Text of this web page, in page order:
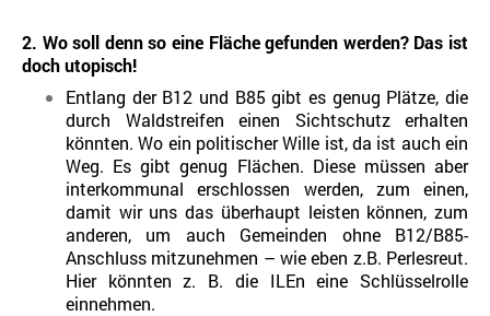
2. Wo soll denn so eine Fläche gefunden werden? Das ist
doch utopisch!
Entlang der B12 und B85 gibt es genug Plätze, die
durch Waldstreifen einen Sichtschutz erhalten
könnten. Wo ein politischer Wille ist, da ist auch ein
Weg. Es gibt genug Flächen. Diese müssen aber
interkommunal erschlossen werden, zum einen,
damit wir uns das überhaupt leisten können, zum
anderen, um auch Gemeinden ohne B12/B85-
Anschluss mitzunehmen – wie eben z.B. Perlesreut.
Hier könnten z. B. die ILEn eine Schlüsselrolle
einnehmen.